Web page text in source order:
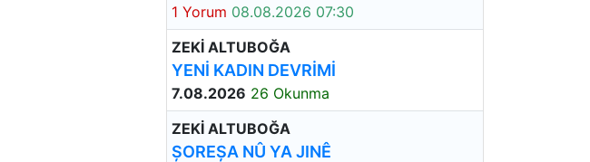
1 Yorum 08.08.2026 07:30
ZEKİ ALTUBOĞA
YENİ KADIN DEVRİMİ
7.08.2026 26 Okunma
ZEKİ ALTUBOĞA
ȘOREȘA NÛ YA JINÊ